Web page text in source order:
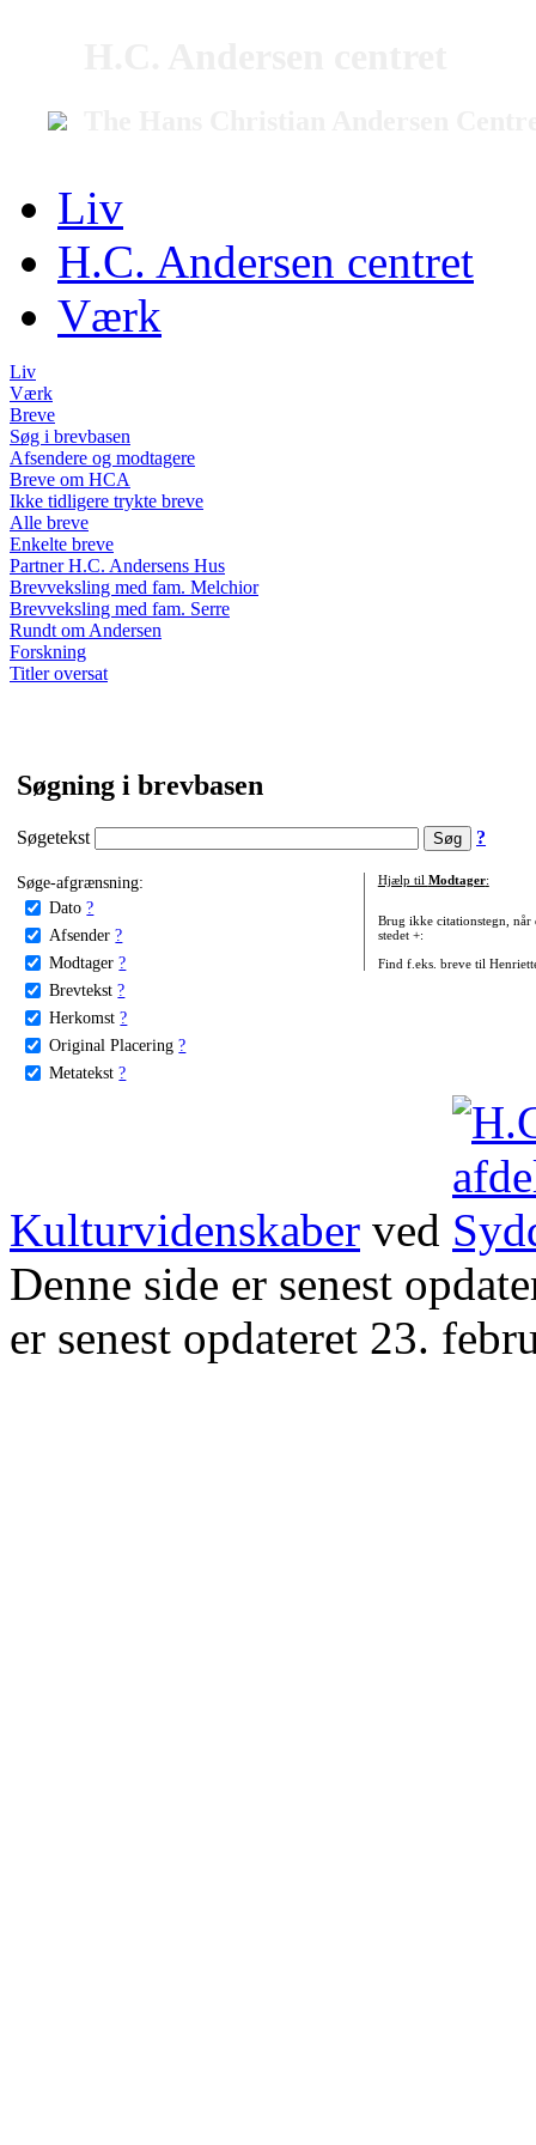
Liv
H.C. Andersen centret
Værk
Liv
Værk
Breve
Søg i brevbasen
Afsendere og modtagere
Breve om HCA
Ikke tidligere trykte breve
Alle breve
Enkelte breve
Partner H.C. Andersens Hus
Brevveksling med fam. Melchior
Brevveksling med fam. Serre
Rundt om Andersen
Forskning
Titler oversat
Søgning i brevbasen
Søgetekst ?
Søge-afgrænsning:
Dato ?
Afsender ?
Modtager ?
Brevtekst ?
Herkomst ?
Original Placering ?
Metatekst ?
Hjælp til Modtager:
Brug ikke citationstegn, når
stedet +:
Find f.eks. breve til
Kulturvidenskaber ved
Denne side er senest
er senest opdateret 23.